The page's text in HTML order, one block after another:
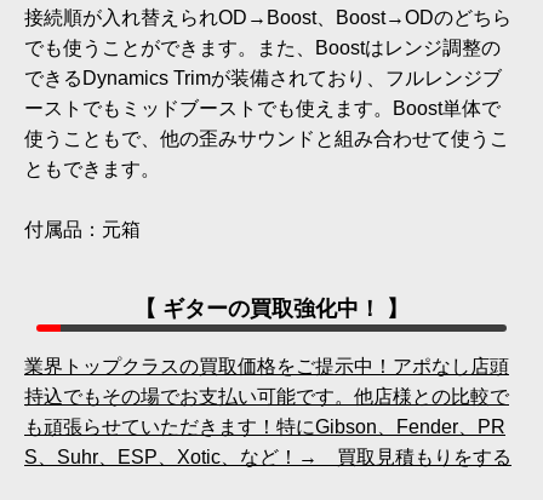
接続順が入れ替えられOD→Boost、Boost→ODのどちら
でも使うことができます。また、Boostはレンジ調整の
できるDynamics Trimが装備されており、フルレンジブ
ーストでもミッドブーストでも使えます。Boost単体で
使うこともで、他の歪みサウンドと組み合わせて使うこ
ともできます。
付属品：元箱
【 ギターの買取強化中！ 】
業界トップクラスの買取価格をご提示中！アポなし店頭
持込でもその場でお支払い可能です。他店様との比較で
も頑張らせていただきます！特にGibson、Fender、PR
S、Suhr、ESP、Xotic、など！→ 買取見積もりをする